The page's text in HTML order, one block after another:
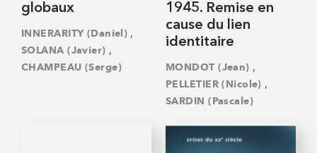
globaux
INNERARITY (Daniel) ,
SOLANA (Javier) ,
CHAMPEAU (Serge)
1945. Remise en
cause du lien
identitaire
MONDOT (Jean) ,
PELLETIER (Nicole) ,
SARDIN (Pascale)